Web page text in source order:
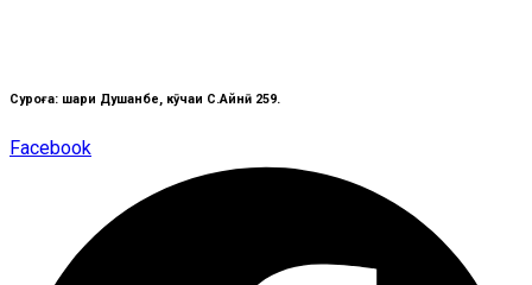
Суроға: шаҳри Душанбе, кӯчаи C.Айнӣ 259.
Facebook